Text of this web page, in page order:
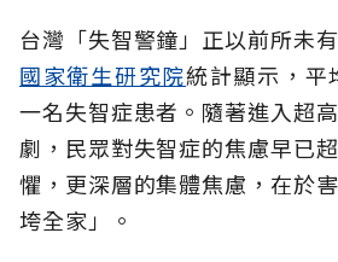
台灣「失智警鐘」正以前所未
國家衛生研究院統計顯示，平
一名失智症患者。隨著進入超
劇，民眾對失智症的焦慮早已
懼，更深層的集體焦慮，在於
垮全家」。